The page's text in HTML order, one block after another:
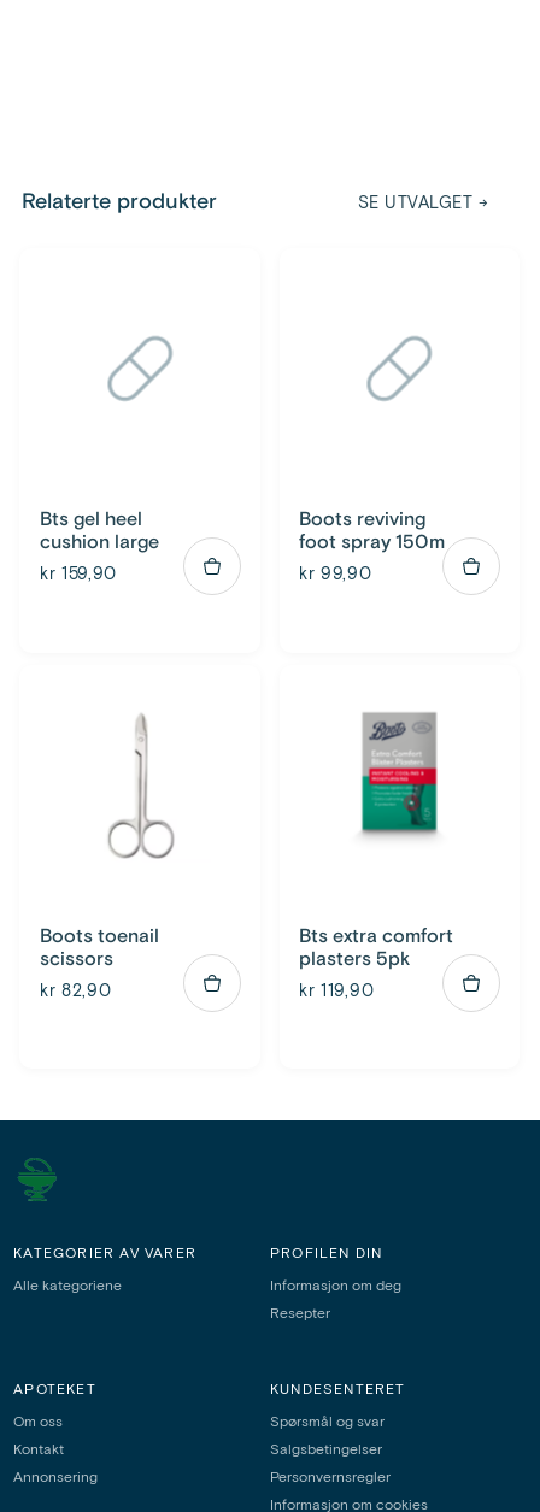
Relaterte produkter SE UTVALGET →
Bts gel heel
cushion large
kr 159,90
Boots reviving
foot spray 150m
kr 99,90
Boots toenail
scissors
kr 82,90
Bts extra comfort
plasters 5pk
kr 119,90
KATEGORIER AV VARER
Alle kategoriene
PROFILEN DIN
Informasjon om deg
Resepter
APOTEKET
Om oss
Kontakt
Annonsering
KUNDESENTERET
Spørsmål og svar
Salgsbetingelser
Personvernsregler
Informasjon om cookies